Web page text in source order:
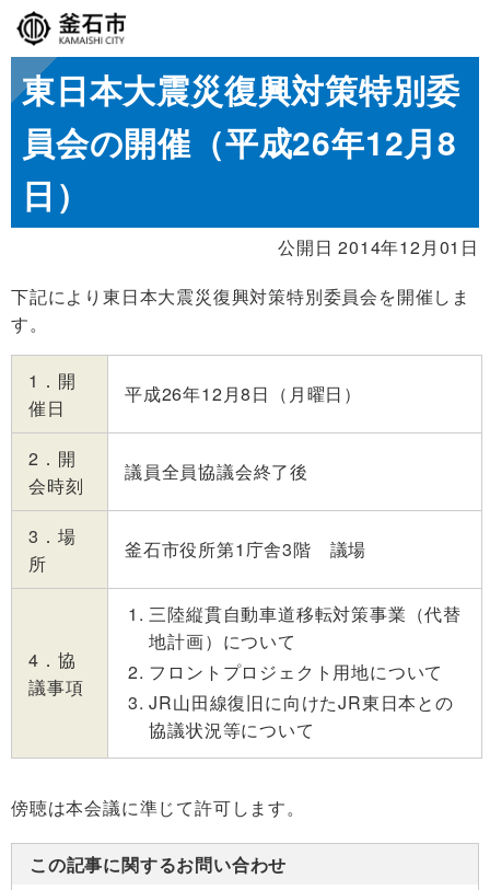
東日本大震災復興対策特別委
員会の開催（平成26年12月8
日）
公開日 2014年12月01日
下記により東日本大震災復興対策特別委員会を開催しま
す。
1．開
催日
平成26年12月8日（月曜日）
2．開
会時刻
議員全員協議会終了後
3．場
所
釜石市役所第1庁舎3階 議場
4．協
議事項
三陸縦貫自動車道移転対策事業（代替
地計画）について
フロントプロジェクト用地について
JR山田線復旧に向けたJR東日本との
協議状況等について
傍聴は本会議に準じて許可します。
この記事に関するお問い合わせ